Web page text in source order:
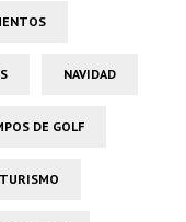
NAVIDAD
DE GOLF